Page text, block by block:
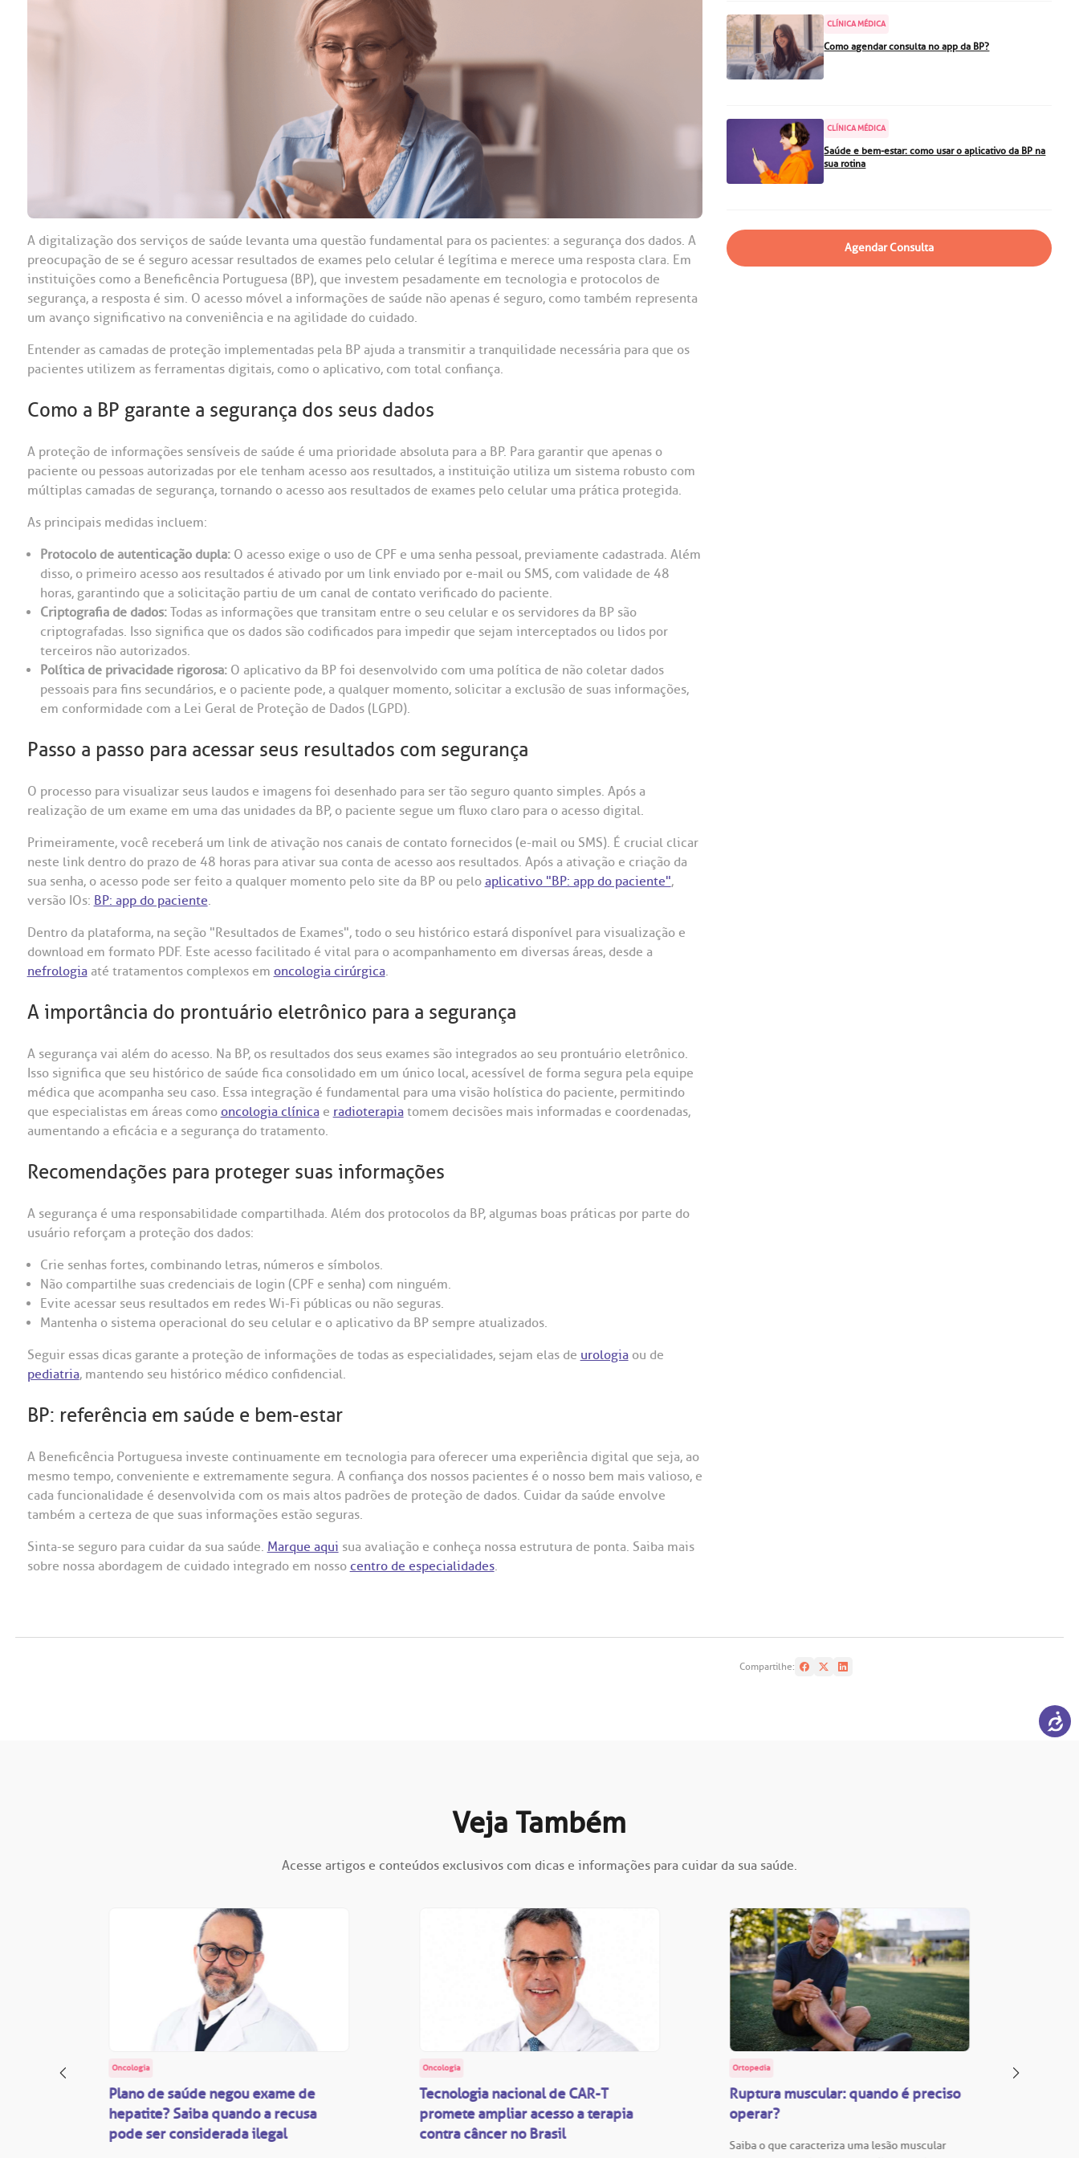
OUVIDORIA:
ouvidoria@bp.org.br
Fale Conosco
Saiba mais
Endereço:
Rua Maestro Cardim, 769
CEP: 01323-001 | Bela
Vista
São Paulo - SP
Paulista, São Paulo - SP
Centro de Doenças Autoimunes
Solicitação de veracidade de
atestado
A digitalização dos serviços de saúde levanta uma questão fundamental para os pacientes: a segurança dos dados. A
preocupação de se é seguro acessar resultados de exames pelo celular é legítima e merece uma resposta clara. Em
instituições como a Beneficência Portuguesa (BP), que investem pesadamente em tecnologia e protocolos de
segurança, a resposta é sim. O acesso móvel a informações de saúde não apenas é seguro, como também representa
um avanço significativo na conveniência e na agilidade do cuidado.
Entender as camadas de proteção implementadas pela BP ajuda a transmitir a tranquilidade necessária para que os
pacientes utilizem as ferramentas digitais, como o aplicativo, com total confiança.
Como a BP garante a segurança dos seus dados
A proteção de informações sensíveis de saúde é uma prioridade absoluta para a BP. Para garantir que apenas o
paciente ou pessoas autorizadas por ele tenham acesso aos resultados, a instituição utiliza um sistema robusto com
múltiplas camadas de segurança, tornando o acesso aos resultados de exames pelo celular uma prática protegida.
As principais medidas incluem:
Protocolo de autenticação dupla:O acesso exige o uso de CPF e uma senha pessoal, previamente cadastrada. Além
disso, o primeiro acesso aos resultados é ativado por um link enviado por e-mail ou SMS, com validade de 48
horas, garantindo que a solicitação partiu de um canal de contato verificado do paciente.
Criptografia de dados:Todas as informações que transitam entre o seu celular e os servidores da BP são
criptografadas. Isso significa que os dados são codificados para impedir que sejam interceptados ou lidos por
terceiros não autorizados.
Política de privacidade rigorosa:O aplicativo da BP foi desenvolvido com uma política de não coletar dados
pessoais para fins secundários, e o paciente pode, a qualquer momento, solicitar a exclusão de suas informações,
em conformidade com a Lei Geral de Proteção de Dados (LGPD).
Passo a passo para acessar seus resultados com segurança
O processo para visualizar seus laudos e imagens foi desenhado para ser tão seguro quanto simples. Após a
realização de um exame em uma das unidades da BP, o paciente segue um fluxo claro para o acesso digital.
Primeiramente, você receberá um link de ativação nos canais de contato fornecidos (e-mail ou SMS). É crucial clicar
neste link dentro do prazo de 48 horas para ativar sua conta de acesso aos resultados. Após a ativação e criação da
sua senha, o acesso pode ser feito a qualquer momento pelo site da BP ou pelo aplicativo "BP: app do paciente",
versão IOs: BP: app do paciente.
Dentro da plataforma, na seção "Resultados de Exames", todo o seu histórico estará disponível para visualização e
download em formato PDF. Este acesso facilitado é vital para o acompanhamento em diversas áreas, desde a
nefrologiaaté tratamentos complexos em oncologia cirúrgica.
A importância do prontuário eletrônico para a segurança
A segurança vai além do acesso. Na BP, os resultados dos seus exames são integrados ao seu prontuário eletrônico.
Isso significa que seu histórico de saúde fica consolidado em um único local, acessível de forma segura pela equipe
médica que acompanha seu caso. Essa integração é fundamental para uma visão holística do paciente, permitindo
que especialistas em áreas como oncologia clínicae radioterapiatomem decisões mais informadas e coordenadas,
aumentando a eficácia e a segurança do tratamento.
Recomendações para proteger suas informações
A segurança é uma responsabilidade compartilhada. Além dos protocolos da BP, algumas boas práticas por parte do
usuário reforçam a proteção dos dados:
Crie senhas fortes, combinando letras, números e símbolos.
Não compartilhe suas credenciais de login (CPF e senha) com ninguém.
Evite acessar seus resultados em redes Wi-Fi públicas ou não seguras.
Mantenha o sistema operacional do seu celular e o aplicativo da BP sempre atualizados.
Seguir essas dicas garante a proteção de informações de todas as especialidades, sejam elas de urologiaou de
pediatria, mantendo seu histórico médico confidencial.
BP: referência em saúde e bem-estar
A Beneficência Portuguesa investe continuamente em tecnologia para oferecer uma experiência digital que seja, ao
mesmo tempo, conveniente e extremamente segura. A confiança dos nossos pacientes é o nosso bem mais valioso, e
cada funcionalidade é desenvolvida com os mais altos padrões de proteção de dados. Cuidar da saúde envolve
também a certeza de que suas informações estão seguras.
Sinta-se seguro para cuidar da sua saúde. Marque aqui sua avaliação e conheça nossa estrutura de ponta. Saiba mais
sobre nossa abordagem de cuidado integrado em nosso centro de especialidades.
CLÍNICA MÉDICA
Como agendar consulta no app da BP?
CLÍNICA MÉDICA
Saúde e bem-estar: como usar o aplicativo da BP na
sua rotina
Agendar Consulta
Compartilhe:
Veja Também
Acesse artigos e conteúdos exclusivos com dicas e informações para cuidar da sua saúde.
Oncologia
Plano de saúde negou exame de
hepatite? Saiba quando a recusa
pode ser considerada ilegal
Oncologia
Tecnologia nacional de CAR-T
promete ampliar acesso a terapia
contra câncer no Brasil
Ortopedia
Ruptura muscular: quando é preciso
operar?
Saiba o que caracteriza uma lesão muscular